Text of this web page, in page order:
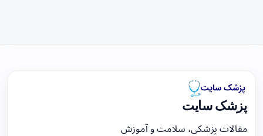
پزشک سایت
مقالات پزشکی، سلامت و آموزش